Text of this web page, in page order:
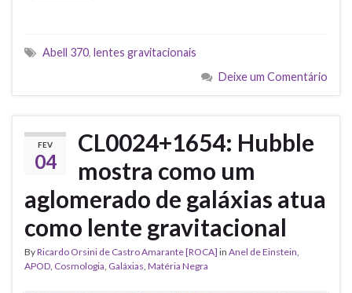
Abell 370, lentes gravitacionais
Deixe um Comentário
FEV
04
CL0024+1654: Hubble
mostra como um
aglomerado de galáxias atua
como lente gravitacional
ByRicardo Orsini de Castro Amarante [ROCA] in Anel de Einstein
APOD Cosmologia Galáxias Matéria Negra